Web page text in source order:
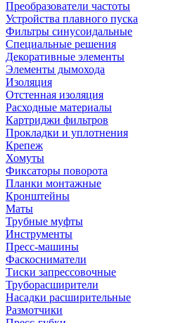
Преобразователи частоты
Устройства плавного пуска
Фильтры синусоидальные
Специальные решения
Декоративные элементы
Элементы дымохода
Изоляция
Отстенная изоляция
Расходные материалы
Картриджи фильтров
Прокладки и уплотнения
Крепеж
Хомуты
Фиксаторы поворота
Планки монтажные
Кронштейны
Маты
Трубные муфты
Инструменты
Пресс-машины
Фаскосниматели
Тиски запрессовочные
Труборасширители
Насадки расширительные
Размотчики